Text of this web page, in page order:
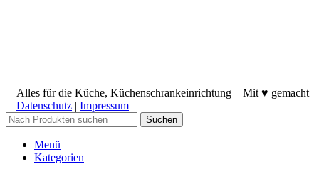
Alles für die Küche, Küchenschrankeinrichtung – Mit ♥ gemacht |
Datenschutz | Impressum
Suchen
Menü
Kategorien